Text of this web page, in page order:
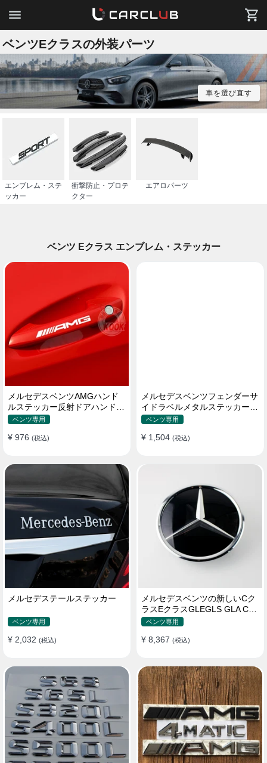
ベンツEクラスの外装パーツ
車を選び直す
エンブレム・ステ
ッカー
衝撃防止・プロテ
クター
エアロパーツ
ベンツ Eクラス エンブレム・ステッカー
メルセデスベンツAMGハンド
ルステッカー反射ドアハンドル
カーステッカー
ベンツ専用
¥ 976 (税込)
メルセデスベンツフェンダーサ
イドラベルメタルステッカーC
クラスEクラスGLAGLE
ベンツ専用
¥ 1,504 (税込)
メルセデステールステッカー
ベンツ専用
¥ 2,032 (税込)
メルセデスベンツの新しいCク
ラスEクラスGLEGLS GLA CLA
MLGLCロゴ
ベンツ専用
¥ 8,367 (税込)